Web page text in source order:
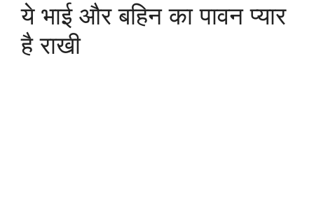
ये भाई और बहिन का पावन प्यार
है राखी